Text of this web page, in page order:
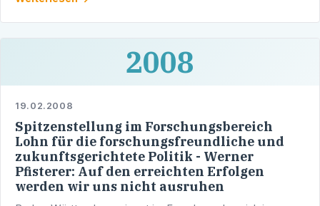
2008
19.02.2008
Spitzenstellung im Forschungsbereich
Lohn für die forschungsfreundliche und
zukunftsgerichtete Politik - Werner
Pfisterer: Auf den erreichten Erfolgen
werden wir uns nicht ausruhen